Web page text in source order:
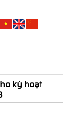
kỳ hoạt